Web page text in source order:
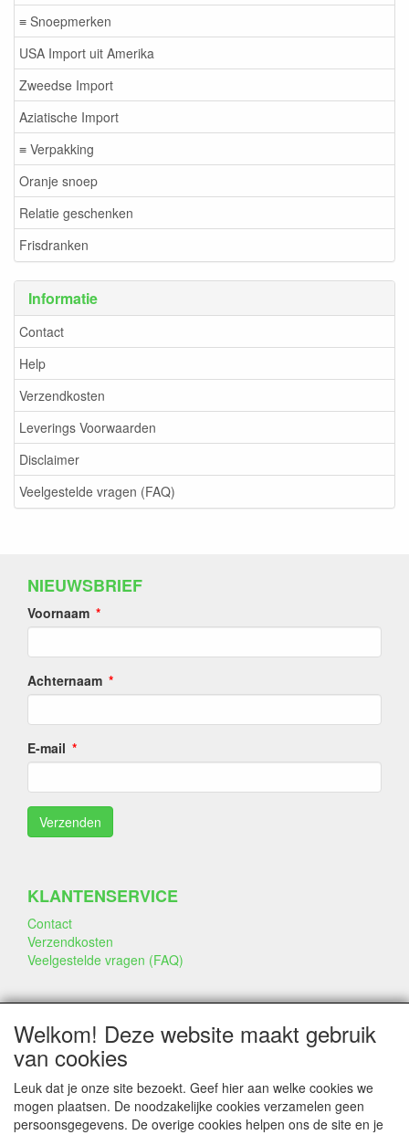
≡ Snoepmerken
USA Import uit Amerika
Zweedse Import
Aziatische Import
≡ Verpakking
Oranje snoep
Relatie geschenken
Frisdranken
Informatie
Contact
Help
Verzendkosten
Leverings Voorwaarden
Disclaimer
Veelgestelde vragen (FAQ)
NIEUWSBRIEF
Voornaam
Achternaam
E-mail
KLANTENSERVICE
Contact
Verzendkosten
Veelgestelde vragen (FAQ)
SOCIALE MEDIA
Welkom! Deze website maakt gebruik
van cookies
Leuk dat je onze site bezoekt. Geef hier aan welke cookies we
mogen plaatsen. De noodzakelijke cookies verzamelen geen
persoonsgegevens. De overige cookies helpen ons de site en je